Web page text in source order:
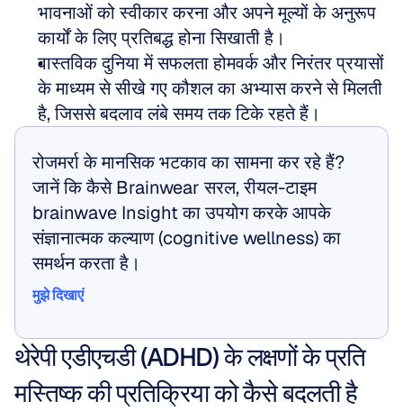
भावनाओं को स्वीकार करना और अपने मूल्यों के अनुरूप
कार्यों के लिए प्रतिबद्ध होना सिखाती है।
वास्तविक दुनिया में सफलता होमवर्क और निरंतर प्रयासों
के माध्यम से सीखे गए कौशल का अभ्यास करने से मिलती
है, जिससे बदलाव लंबे समय तक टिके रहते हैं।
रोजमर्रा के मानसिक भटकाव का सामना कर रहे हैं?
जानें कि कैसे Brainwear सरल, रीयल-टाइम
brainwave Insight का उपयोग करके आपके
संज्ञानात्मक कल्याण (cognitive wellness) का
समर्थन करता है।
मुझे दिखाएं
थेरेपी एडीएचडी (ADHD) के लक्षणों के प्रति
मस्तिष्क की प्रतिक्रिया को कैसे बदलती है